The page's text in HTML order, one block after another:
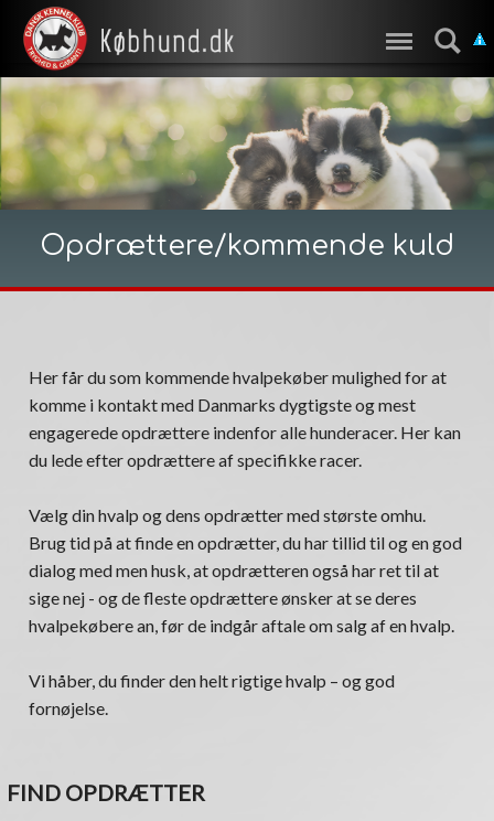
Opdrættere/kommende kuld
Her får du som kommende hvalpekøber mulighed for at
komme i kontakt med Danmarks dygtigste og mest
engagerede opdrættere indenfor alle hunderacer. Her kan
du lede efter opdrættere af specifikke racer.
Vælg din hvalp og dens opdrætter med største omhu.
Brug tid på at finde en opdrætter, du har tillid til og en god
dialog med men husk, at opdrætteren også har ret til at
sige nej - og de fleste opdrættere ønsker at se deres
hvalpekøbere an, før de indgår aftale om salg af en hvalp.
Vi håber, du finder den helt rigtige hvalp – og god
fornøjelse.
FIND OPDRÆTTER